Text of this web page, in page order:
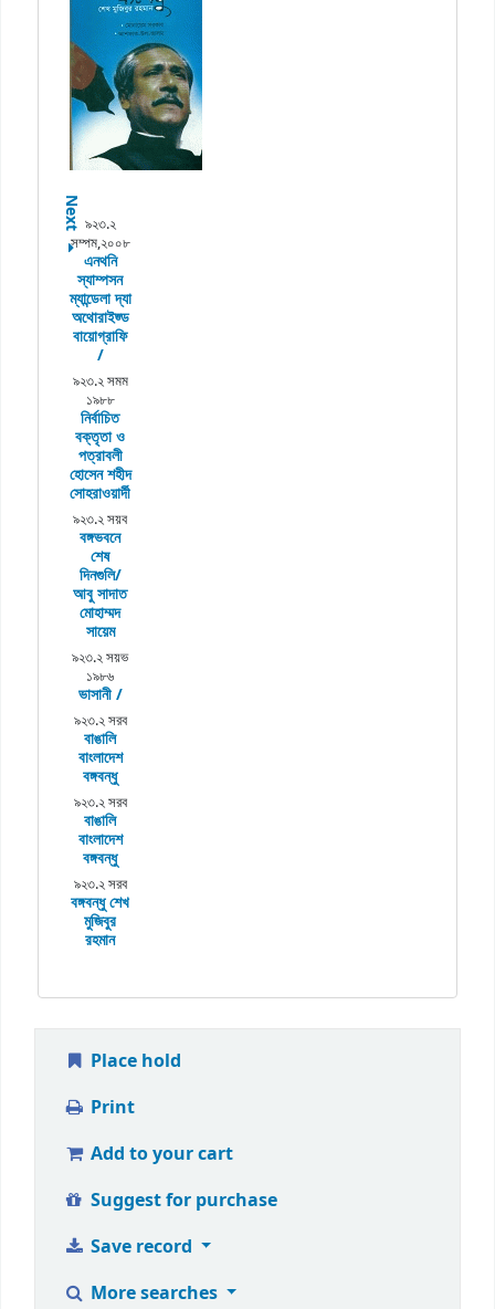
Next ৯২৩.২
সম্পম,২০০৮
এনথনি
স্যাম্পসন
ম্যান্ডেলা দ্যা
অথোরাইজ্ড
বায়োগ্রাফি
/
৯২৩.২ সমম
১৯৮৮
নির্বাচিত
বক্তৃতা ও
পত্রাবলী
হোসেন শহীদ
সোহরাওয়ার্দী
৯২৩.২ সয়ব
বঙ্গভবনে
শেষ
দিনগুলি/
আবু সাদাত
মোহাম্মদ
সায়েম
৯২৩.২ সয়ভ
১৯৮৬
ভাসানী /
৯২৩.২ সরব
বাঙালি
বাংলাদেশ
বঙ্গবন্ধু
৯২৩.২ সরব
বাঙালি
বাংলাদেশ
বঙ্গবন্ধু
৯২৩.২ সরব
বঙ্গবন্ধু শেখ
মুজিবুর
রহমান
Place hold
Print
Add to your cart
Suggest for purchase
Save record
More searches